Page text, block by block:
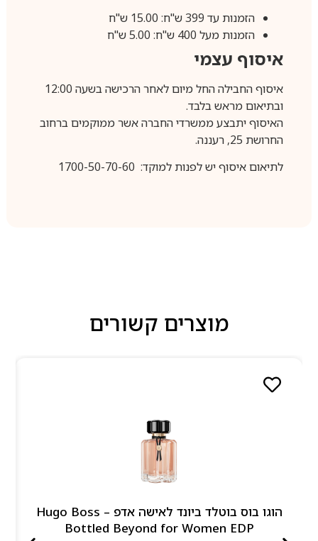
הזמנות עד 399 ש"ח: 15.00 ש"ח
הזמנות מעל 400 ש"ח: 5.00 ש"ח
איסוף עצמי
איסוף החבילה החל מיום לאחר הרכישה בשעה 12:00
ובתיאום מראש בלבד.
האיסוף יתבצע ממשרדי החברה אשר ממוקמים ברחוב
החרושת 25, רעננה.
לתיאום איסוף יש לפנות למוקד: 1700-50-70-60
מוצרים קשורים
הוגו בוס בוטלד ביונד לאישה אדפ – Hugo Boss
Bottled Beyond for Women EDP